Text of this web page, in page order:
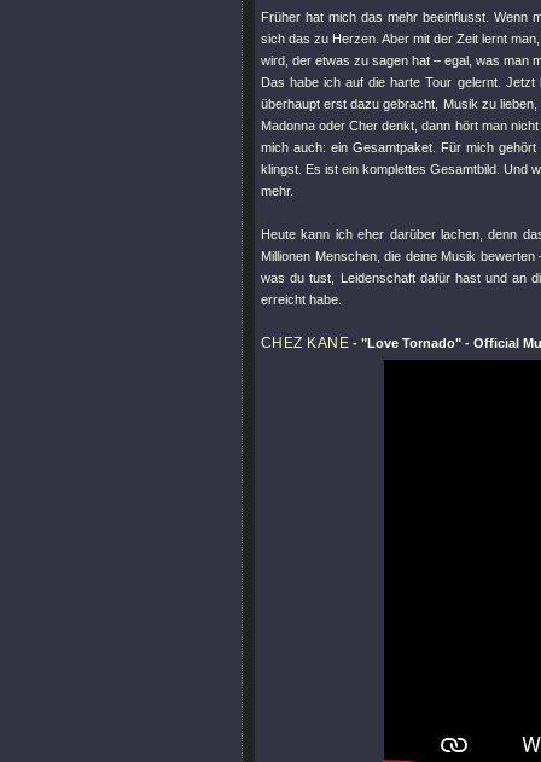
Früher hat mich das mehr beeinflusst. Wenn
sich das zu Herzen. Aber mit der Zeit lernt
wird, der etwas zu sagen hat – egal, was man
Das habe ich auf die harte Tour gelernt.
überhaupt erst dazu gebracht, Musik zu
Madonna oder Cher denkt, dann hört man
mich auch: ein Gesamtpaket. Für mich
klingst. Es ist ein komplettes Gesamtbild. Und
mehr.
Heute kann ich eher darüber lachen, denn
Millionen Menschen, die deine Musik
was du tust, Leidenschaft dafür hast und an
erreicht habe.
CHEZ KANE -"Love Tornado" - Official